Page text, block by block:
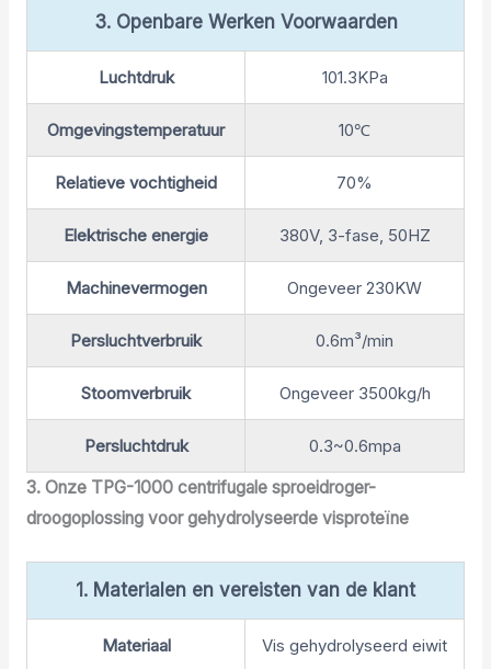
3. Openbare Werken Voorwaarden
Luchtdruk 101.3KPa
Omgevingstemperatuur 10℃
Relatieve vochtigheid 70%
Elektrische energie 380V, 3-fase, 50HZ
Machinevermogen Ongeveer 230KW
Persluchtverbruik 0.6m³/min
Stoomverbruik Ongeveer 3500kg/h
Persluchtdruk
0.3~0.6mpa
3. Onze TPG-1000 centrifugale sproeidroger-
droogoplossing voor gehydrolyseerde visproteïne
1. Materialen en vereisten van de klant
Materiaal Vis gehydrolyseerd eiwit